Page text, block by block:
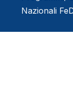
Nazionali